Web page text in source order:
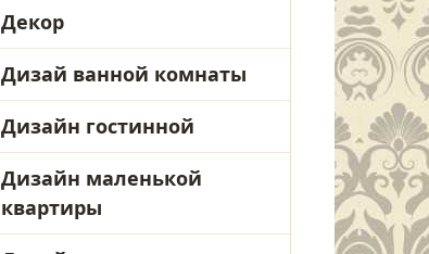
Декор
Дизай ванной комнаты
Дизайн гостинной
Дизайн маленькой
квартиры